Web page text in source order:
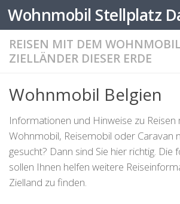
Zum Inhalt springen
REISEN MIT DEM WOHNMOBIL
ZIELLÄNDER DIESER ERDE
Wohnmobil Belgien
Informationen und Hinweise zu Reisen
Wohnmobil, Reisemobil oder Caravan
gesucht? Dann sind Sie hier richtig. Die
sollen Ihnen helfen weitere
Zielland zu finden.